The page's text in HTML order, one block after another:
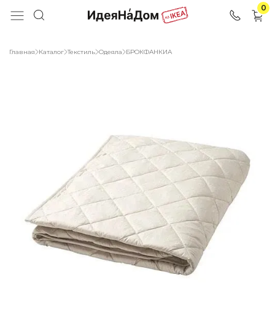
0
Главная Каталог Текстиль Одеяла БРОКФАНКИА